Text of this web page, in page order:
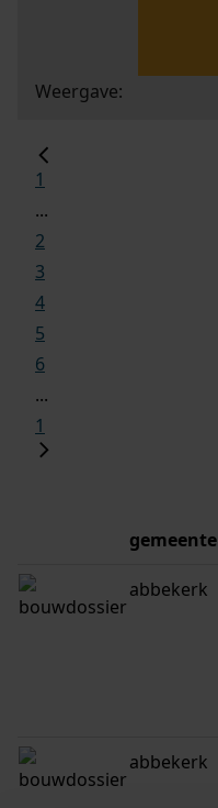
Weergave:
1
...
2
3
4
5
6
...
1
gemeente
abbekerk
abbekerk